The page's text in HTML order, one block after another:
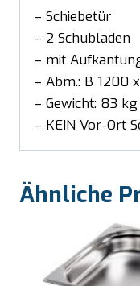
– Schiebetür
– 2 Schubladen
– mit
– Abm.: B 1200
– Gewicht: 83 kg
– KEIN Vor-Ort
Ähnliche